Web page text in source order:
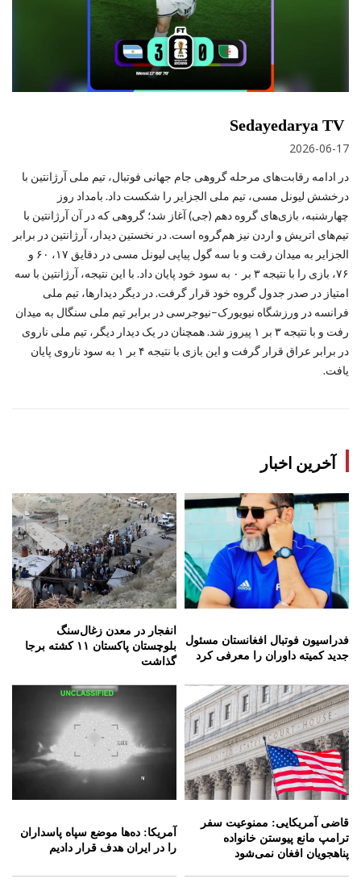
Sedayedarya TV
2026-06-17
در ادامه رقابت‌های مرحله گروهی جام جهانی فوتبال، تیم ملی آرژانتین با
درخشش لیونل مسی، تیم ملی الجزایر را شکست داد. بامداد روز
چهارشنبه، بازی‌های گروه دهم (جی) آغاز شد؛ گروهی که در آن آرژانتین با
تیم‌های اتریش و اردن نیز هم‌گروه است. در نخستین دیدار، آرژانتین در برابر
الجزایر به میدان رفت و با سه گول پیاپی لیونل مسی در دقایق ۱۷، ۶۰ و
۷۶، بازی را با نتیجه ۳ بر ۰ به سود خود پایان داد. با این نتیجه، آرژانتین با سه
امتیاز در صدر جدول گروه خود قرار گرفت. در دیگر دیدارها، تیم ملی
فرانسه در ورزشگاه نیویورک–نیوجرسی در برابر تیم ملی سنگال به میدان
رفت و با نتیجه ۳ بر ۱ پیروز شد. همچنان در یک دیدار دیگر، تیم ملی ناروی
در برابر عراق قرار گرفت و این بازی با نتیجه ۴ بر ۱ به سود ناروی پایان
یافت.
آخرین اخبار
فدراسیون فوتبال افغانستان مسئول
جدید کمیته داوران را معرفی کرد
انفجار در معدن زغال‌سنگ
بلوچستان پاکستان ۱۱ کشته برجا
گذاشت
قاضی آمریکایی: ممنوعیت سفر
ترامپ مانع پیوستن خانواده
پناهجویان افغان نمی‌شود
آمریکا: ده‌ها موضع سپاه پاسداران
را در ایران هدف قرار دادیم